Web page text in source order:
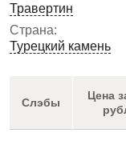
Травертин
Страна:
Турецкий камень
Слэбы
Цена